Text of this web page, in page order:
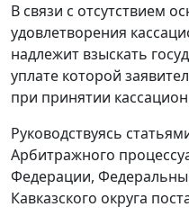
В связи с отсутствием
удовлетворения
надлежит взыскать
уплате которой
при принятии
Руководствуясь
Арбитражного
Федерации,
Кавказского округа